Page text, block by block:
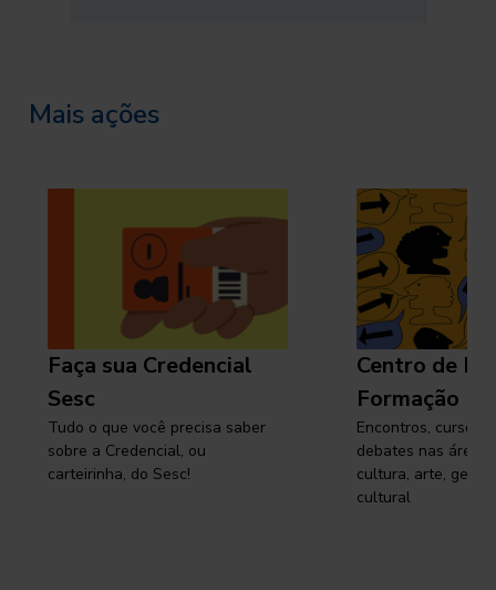
Mais ações
Faça sua Credencial
Sesc
Tudo o que você precisa saber
sobre a Credencial, ou
carteirinha, do Sesc!
Centro de
Formação
Encontros, cursos,
debates nas áreas
cultura, arte,
cultural